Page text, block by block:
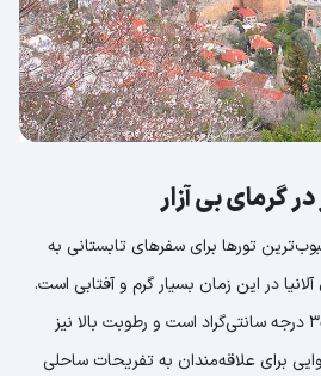
در گرمای بی آزار
تورها برای سفرهای تابستانی به
در این زمان بسیار گرم و آفتابی است.
دمای هوا معمولاً بین 30 تا 35 درجه سانتی‌گراد است و رطوبت بالا نیز
برای علاقه‌مندان به تفریحات ساحلی